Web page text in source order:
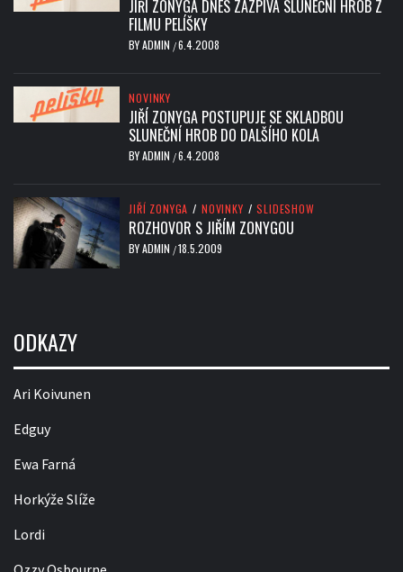
JIŘÍ ZONYGA DNES ZAZPÍVÁ SLUNEČNÍ HROB Z
FILMU PELÍŠKY
BYADMIN /6.4.2008
NOVINKY
JIŘÍ ZONYGA POSTUPUJE SE SKLADBOU
SLUNEČNÍ HROB DO DALŠÍHO KOLA
BYADMIN /6.4.2008
JIŘÍ ZONYGA / NOVINKY / SLIDESHOW
ROZHOVOR S JIŘÍM ZONYGOU
BYADMIN /18.5.2009
ODKAZY
Ari Koivunen
Edguy
Ewa Farná
Horkýže Slíže
Lordi